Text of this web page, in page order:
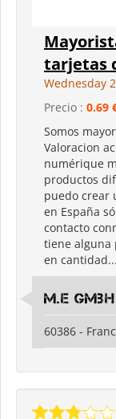
tarjetas
Wednesday
Precio : 0.69
Somos
Valoracion
numérique
productos
puedo crear
en España
contacto
tiene alguna
en cantidad...
M.E
60386 -